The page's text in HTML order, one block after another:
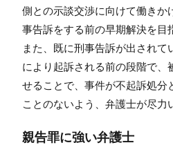
側との示談交渉に向けて働きか
事告訴をする前の早期解決を目
また、既に刑事告訴が出されて
により起訴される前の段階で、
せることで、事件が不起訴処分
ことのないよう、弁護士が尽力
親告罪に強い弁護士